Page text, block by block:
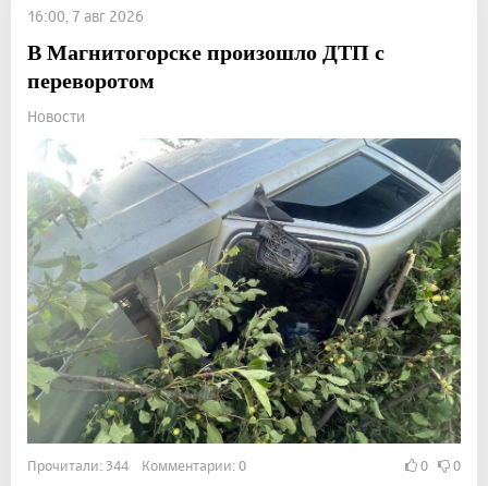
16:00, 7 авг 2026
В Магнитогорске произошло ДТП с
переворотом
Новости
Прочитали: 344 Комментарии: 0 0 0